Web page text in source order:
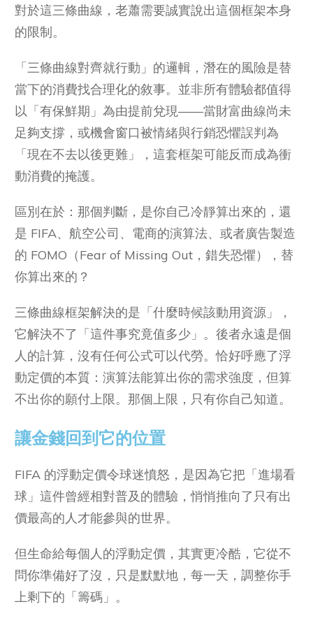
對於這三條曲線，老蕭需要誠實說出這個框架本身
的限制。
「三條曲線對齊就行動」的邏輯，潛在的風險是替
當下的消費找合理化的敘事。並非所有體驗都值得
以「有保鮮期」為由提前兌現——當財富曲線尚未
足夠支撐，或機會窗口被情緒與行銷恐懼誤判為
「現在不去以後更難」，這套框架可能反而成為衝
動消費的掩護。
區別在於：那個判斷，是你自己冷靜算出來的，還
是 FIFA、航空公司、電商的演算法、或者廣告製造
的 FOMO（Fear of Missing Out，錯失恐懼），替
你算出來的？
三條曲線框架解決的是「什麼時候該動用資源」，
它解決不了「這件事究竟值多少」。後者永遠是個
人的計算，沒有任何公式可以代勞。恰好呼應了浮
動定價的本質：演算法能算出你的需求強度，但算
不出你的願付上限。那個上限，只有你自己知道。
讓金錢回到它的位置
FIFA 的浮動定價令球迷憤怒，是因為它把「進場看
球」這件曾經相對普及的體驗，悄悄推向了只有出
價最高的人才能參與的世界。
但生命給每個人的浮動定價，其實更冷酷，它從不
問你準備好了沒，只是默默地，每一天，調整你手
上剩下的「籌碼」。